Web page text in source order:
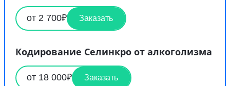
от 2 700₽ Заказать
Кодирование Селинкро от алкоголизма
от 18 000₽ Заказать